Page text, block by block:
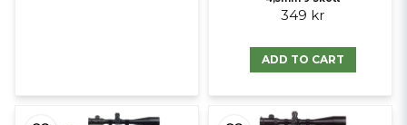
349 kr
ADD TO CART